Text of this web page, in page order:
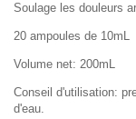
Soulage les douleurs
20 ampoules de 10mL
Volume net: 200mL
Conseil d'utilisation:
d'eau.